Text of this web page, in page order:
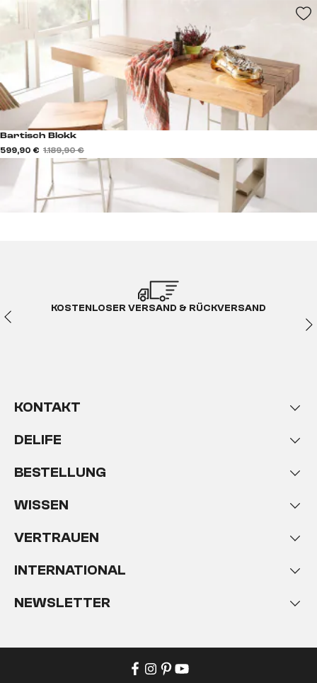
Bartisch Blokk
599,90 € 1.189,90 €
KOSTENLOSER VERSAND & RÜCKVERSAND
KONTAKT
DELIFE
BESTELLUNG
WISSEN
VERTRAUEN
INTERNATIONAL
NEWSLETTER